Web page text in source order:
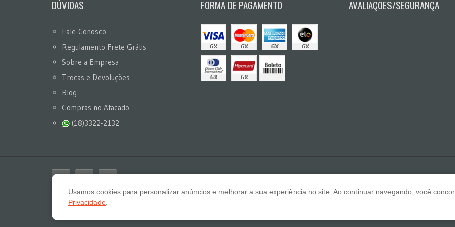
DÚVIDAS
Fale-Conosco
Regulamento Frete Grátis
Sobre a Empresa
Trocas e Devoluções
Blog
Compras no Atacado
(18)3322-2132
FORMA DE PAGAMENTO AVALIAÇÕES/SEGURANÇA
E A
Usamos cookies para personalizar anúncios e melhorar a sua experiência no site. Ao continuar navegando, você
Privacidade